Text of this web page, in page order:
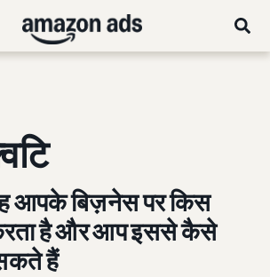
आपके बिज़नेस पर किस
है और आप इससे कैसे
हैं